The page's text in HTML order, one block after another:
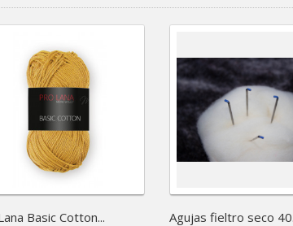
Basic Cotton... Agujas fieltro seco